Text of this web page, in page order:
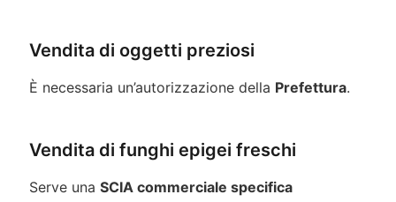
Vendita di oggetti preziosi
È necessaria un’autorizzazione della Prefettura.
Vendita di funghi epigei freschi
Serve una SCIA commerciale specifica